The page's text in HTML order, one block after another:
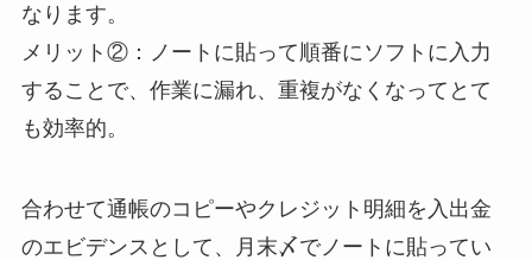
なります。
メリット②：ノートに貼って順番にソフトに入力
することで、作業に漏れ、重複がなくなってとて
も効率的。
合わせて通帳のコピーやクレジット明細を入出金
のエビデンスとして、月末〆でノートに貼ってい